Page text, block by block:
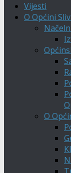
Vijesti
O Općini
O